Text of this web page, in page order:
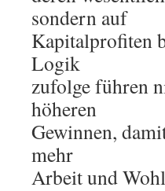
sondern auf
Kapitalprofiten
Logik
zufolge führen
höheren
Gewinnen,
mehr
Arbeit und